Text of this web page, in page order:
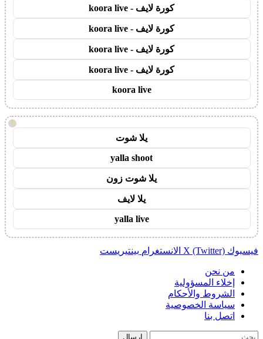
كورة لايف - koora live
كورة لايف - koora live
كورة لايف - koora live
كورة لايف - koora live
koora live
!
يلا شوت
yalla shoot
يلا شوت زون
يلا لايف
yalla live
فيسبوك X (Twitter) الانستغرام بينتيريست
من نحن
إخلاء المسؤولية
الشروط والأحكام
سياسة الخصوصية
اتصل بنا
إرسال